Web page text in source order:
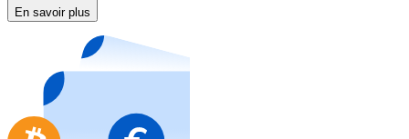
Nouveau
Achetez des cartes-cadeaux de vos marques
Aller à la boutique de cartes-cadeaux
En savoir plus